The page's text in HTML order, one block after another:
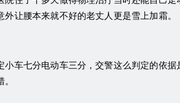
让腰本来就不好的老丈人更是雪上加霜。
七分电动车三分，交警这么判定的依据